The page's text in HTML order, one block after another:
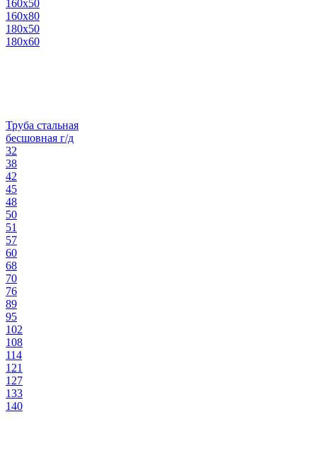
160х50
160х80
180х50
180х60
Труба стальная
бесшовная г/д
32
38
42
45
48
50
51
57
60
68
70
76
89
95
102
108
114
121
127
133
140